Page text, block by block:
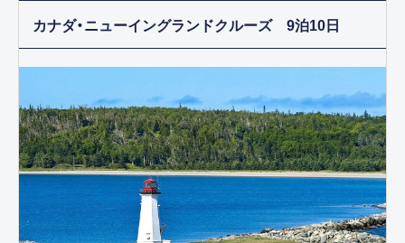
カナダ・ニューイングランドクルーズ 9泊10日